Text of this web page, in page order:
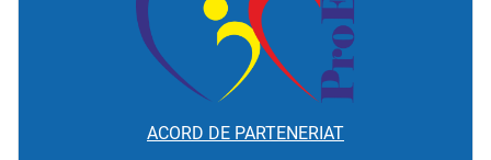
ACORD DE PARTENERIAT